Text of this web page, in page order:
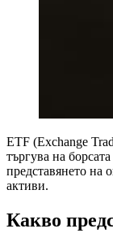
ETF (Exchange
търгува на
представянето на
активи.
Какво